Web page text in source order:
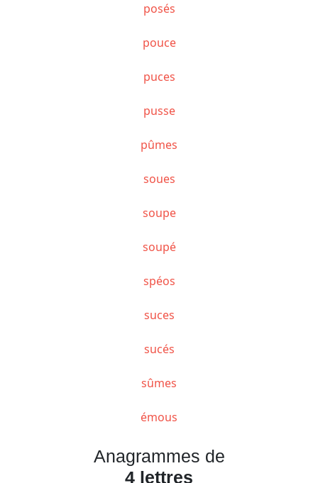
posés
pouce
puces
pusse
pûmes
soues
soupe
soupé
spéos
suces
sucés
sûmes
émous
Anagrammes de
4 lettres